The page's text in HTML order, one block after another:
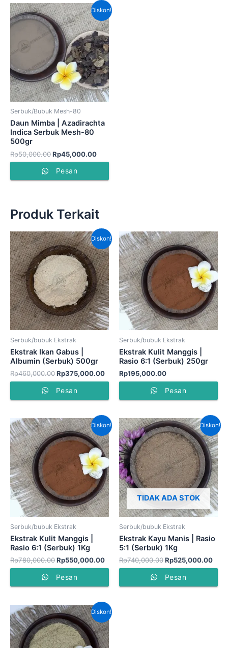
Diskon!
Serbuk/Bubuk Mesh-80
Daun Mimba | Azadirachta
Indica Serbuk Mesh-80
500gr
Rp50,000.00
Harga
aslinya
adalah:
Rp50,000.00.
Rp45,000.00
Harga
saat
ini
adalah:
Rp45,000.00.
Pesan
Produk Terkait
Diskon!
Serbuk/bubuk Ekstrak
Ekstrak Ikan Gabus |
Albumin (Serbuk) 500gr
Rp460,000.00
Harga
aslinya
adalah:
Rp460,000.00.
Rp375,000.00
Harga
saat
ini
adalah:
Rp375,000.00.
Pesan
Serbuk/bubuk Ekstrak
Ekstrak Kulit Manggis |
Rasio 6:1 (Serbuk) 250gr
Rp195,000.00
Pesan
Diskon!
Serbuk/bubuk Ekstrak
Ekstrak Kulit Manggis |
Rasio 6:1 (Serbuk) 1Kg
Rp780,000.00
Harga
aslinya
adalah:
Rp780,000.00.
Rp550,000.00
Harga
saat
ini
adalah:
Rp550,000.00.
Pesan
Diskon!
TIDAK ADA STOK
Serbuk/bubuk Ekstrak
Ekstrak Kayu Manis | Rasio
5:1 (Serbuk) 1Kg
Rp740,000.00
Harga
aslinya
adalah:
Rp740,000.00.
Rp525,000.00
saat
ini
Pesan
Diskon!
Harga
aslinya
adalah:
Rp740,000.00.
Harga
saat
ini
adalah:
Rp525,000.00.